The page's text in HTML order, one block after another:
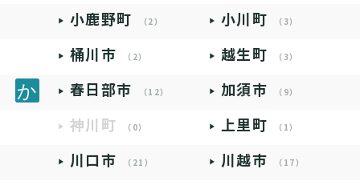
小鹿野町 （2） 小川町 （3）
桶川市 （2） 越生町 （3）
春日部市 （12） 加須市 （9）
神川町 （0） 上里町 （1）
川口市 （21） 川越市 （17）